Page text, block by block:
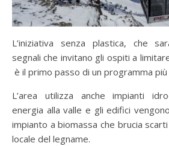
L’iniziativa senza plastica, che
segnali che invitano gli ospiti a
è il primo passo di un programma più
L’area utilizza anche impianti
energia alla valle e gli edifici
impianto a biomassa che brucia
locale del legname.